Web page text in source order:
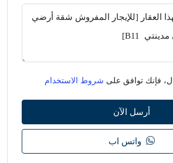
فإنك توافق على شروط الاستخدام
أرسل الآن
واتس اب